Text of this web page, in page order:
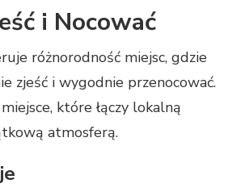
i Nocować
różnorodność miejsc, gdzie
zjeść i wygodnie przenocować.
które łączy lokalną
atmosferą.